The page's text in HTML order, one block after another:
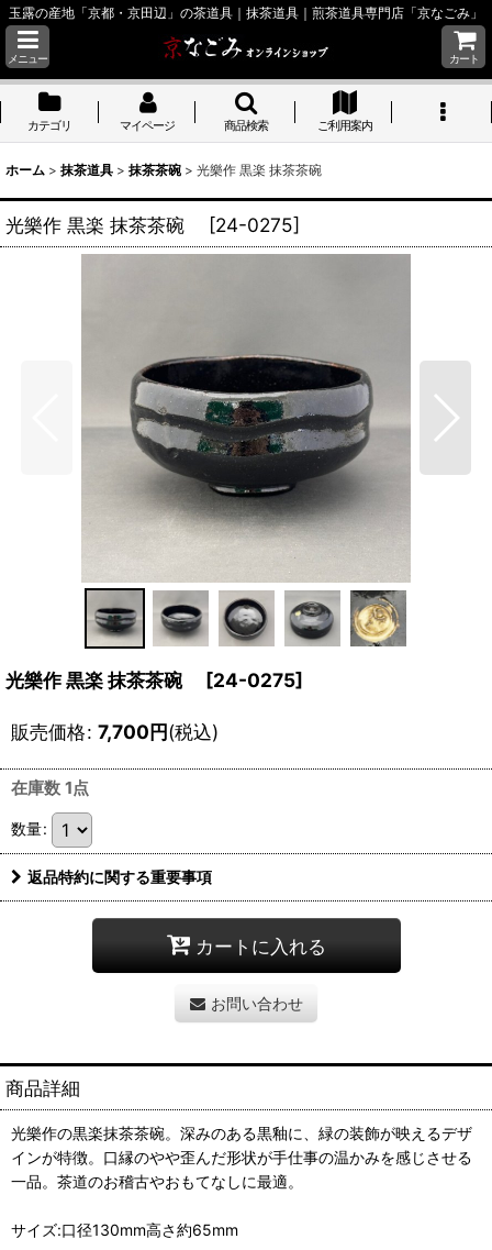
玉露の産地「京都・京田辺」の茶道具｜抹茶道具｜煎茶道具専門店「京なごみ」
メニュー カート
カテゴリ マイページ 商品検索 ご利用案内
ホーム > 抹茶道具 > 抹茶茶碗 > 光樂作 黒楽 抹茶茶碗
光樂作 黒楽 抹茶茶碗 [24-0275]
光樂作 黒楽 抹茶茶碗 [24-0275]
販売価格: 7,700円(税込)
在庫数 1点
数量:
返品特約に関する重要事項
カートに入れる
お問い合わせ
商品詳細
光樂作の黒楽抹茶茶碗。深みのある黒釉に、緑の装飾が映えるデザ
インが特徴。口縁のやや歪んだ形状が手仕事の温かみを感じさせる
一品。茶道のお稽古やおもてなしに最適。
サイズ:口径130mm高さ約65mm